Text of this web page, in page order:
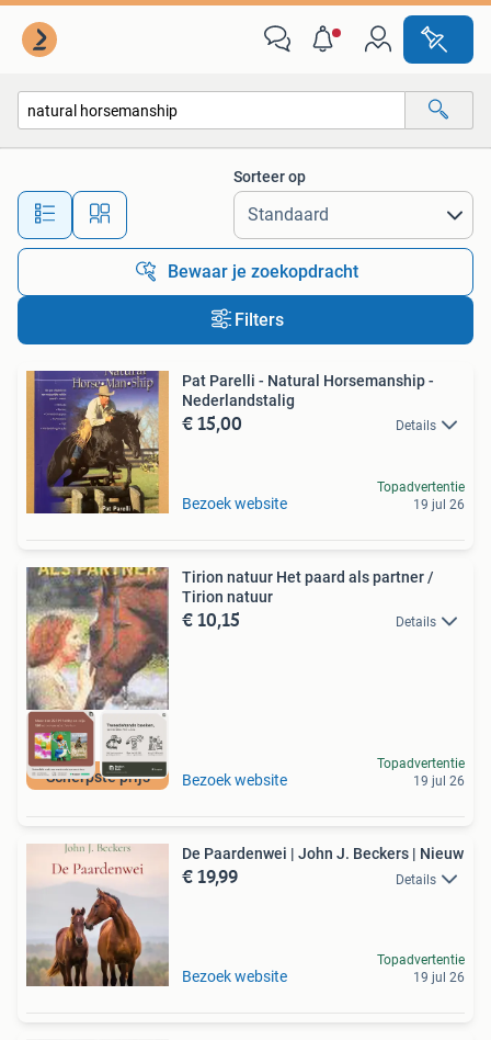
Alle afstanden…
Sorteer op
Bewaar je zoekopdracht
Filters
Pat Parelli - Natural Horsemanship -
Nederlandstalig
€ 15,00 Details
Bezoek website
Topadvertentie
19 jul 26
Scherpste prijs
Tirion natuur Het paard als partner /
Tirion natuur
€ 10,15 Details
Bezoek website
Topadvertentie
19 jul 26
De Paardenwei | John J. Beckers | Nieuw
€ 19,99 Details
Bezoek website
Topadvertentie
19 jul 26